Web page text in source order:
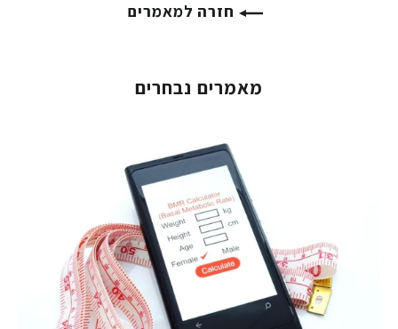
חזרה למאמרים
מאמרים נבחרים